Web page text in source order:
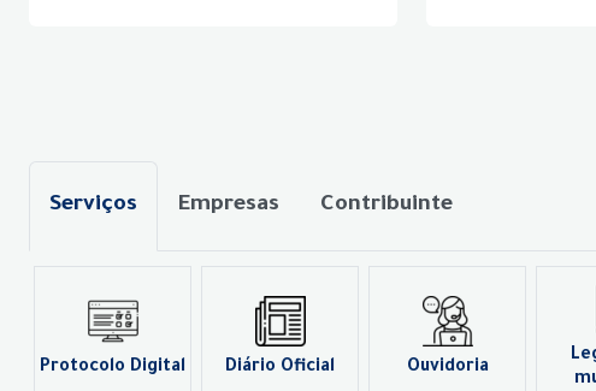
Serviços Empresas Contribuinte
Protocolo Digital Diário Oficial Ouvidoria